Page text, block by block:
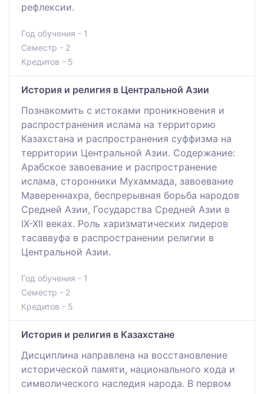
рефлексии.
Год обучения - 1
Семестр - 2
Кредитов - 5
История и религия в Центральной Азии
Познакомить с истоками проникновения и
распространения ислама на территорию
Казахстана и распространения суффизма на
территории Центральной Азии. Содержание:
Арабское завоевание и распространение
ислама, сторонники Мухаммада, завоевание
Мавереннахра, беспрерывная борьба народов
Средней Азии, Государства Средней Азии в
IX-XII веках. Роль харизматических лидеров
тасаввуфа в распространении религии в
Центральной Азии.
Год обучения - 1
Семестр - 2
Кредитов - 5
История и религия в Казахстане
Дисциплина направлена на восстановление
исторической памяти, национального кода и
символического наследия народа. В первом